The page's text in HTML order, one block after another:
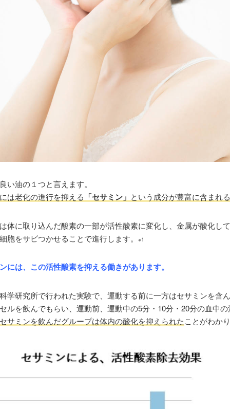
日本美容皮膚科学会
日本内科学会
日本消化器内視鏡学会
日本人間ドック学会
日本プライマリ・ケア連合学会
日本エイズ学会
日本抗加齢医学会
日本先進医療医師会
MR21 点滴療法研究会
＜近年の論文発表＞
「赤ワインエキス末(レスベラトロール含有)の持続
軟性ならびに脂質代謝への効果-健常人における単施設二重
ム化並行群間比較試験-」
※2017年「鮭鼻軟骨由来プロテオグリカン含有食品の膝関節
※2016年「鮭鼻軟骨抽出物(非変性II型コラーゲンならびに非
オグリカン含有)摂取の膝関節痛に対する効果-単施設無作為
い油の１つと言えます。
は老化の進行を抑える 「セサミン」 という成分が豊富に含まれ
体に取り込んだ酸素の一部が活性酸素に変化し、金属が酸化して
胞をサビつかせることで進行します。
※1
には、この活性酸素を抑える働きがあります。
学研究所で行われた実験で、運動する前に一方はセサミンを含
ルを飲んでもらい、運動前、運動中の5分・10分・20分の血中
セサミンを飲んだグループは体内の酸化を抑えられたことがわか